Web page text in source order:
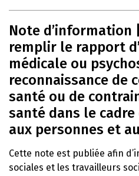
Note
remplir le rapport
médicale ou
reconnaissance de
santé ou de
santé dans le cadre
aux personnes et
Cette note est publiée afin
sociales et les travailleurs